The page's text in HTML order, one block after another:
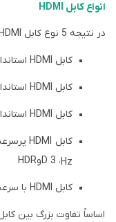
انواع کابل HDMI
در نتیجه 5
نوع کابل
کابل HDMI
کابل HDMI
کابل HDMI
کابل HDMI
Hz، 3 DوHDR
کابل HDMI با
اساساً تفاوت بزرگ بین